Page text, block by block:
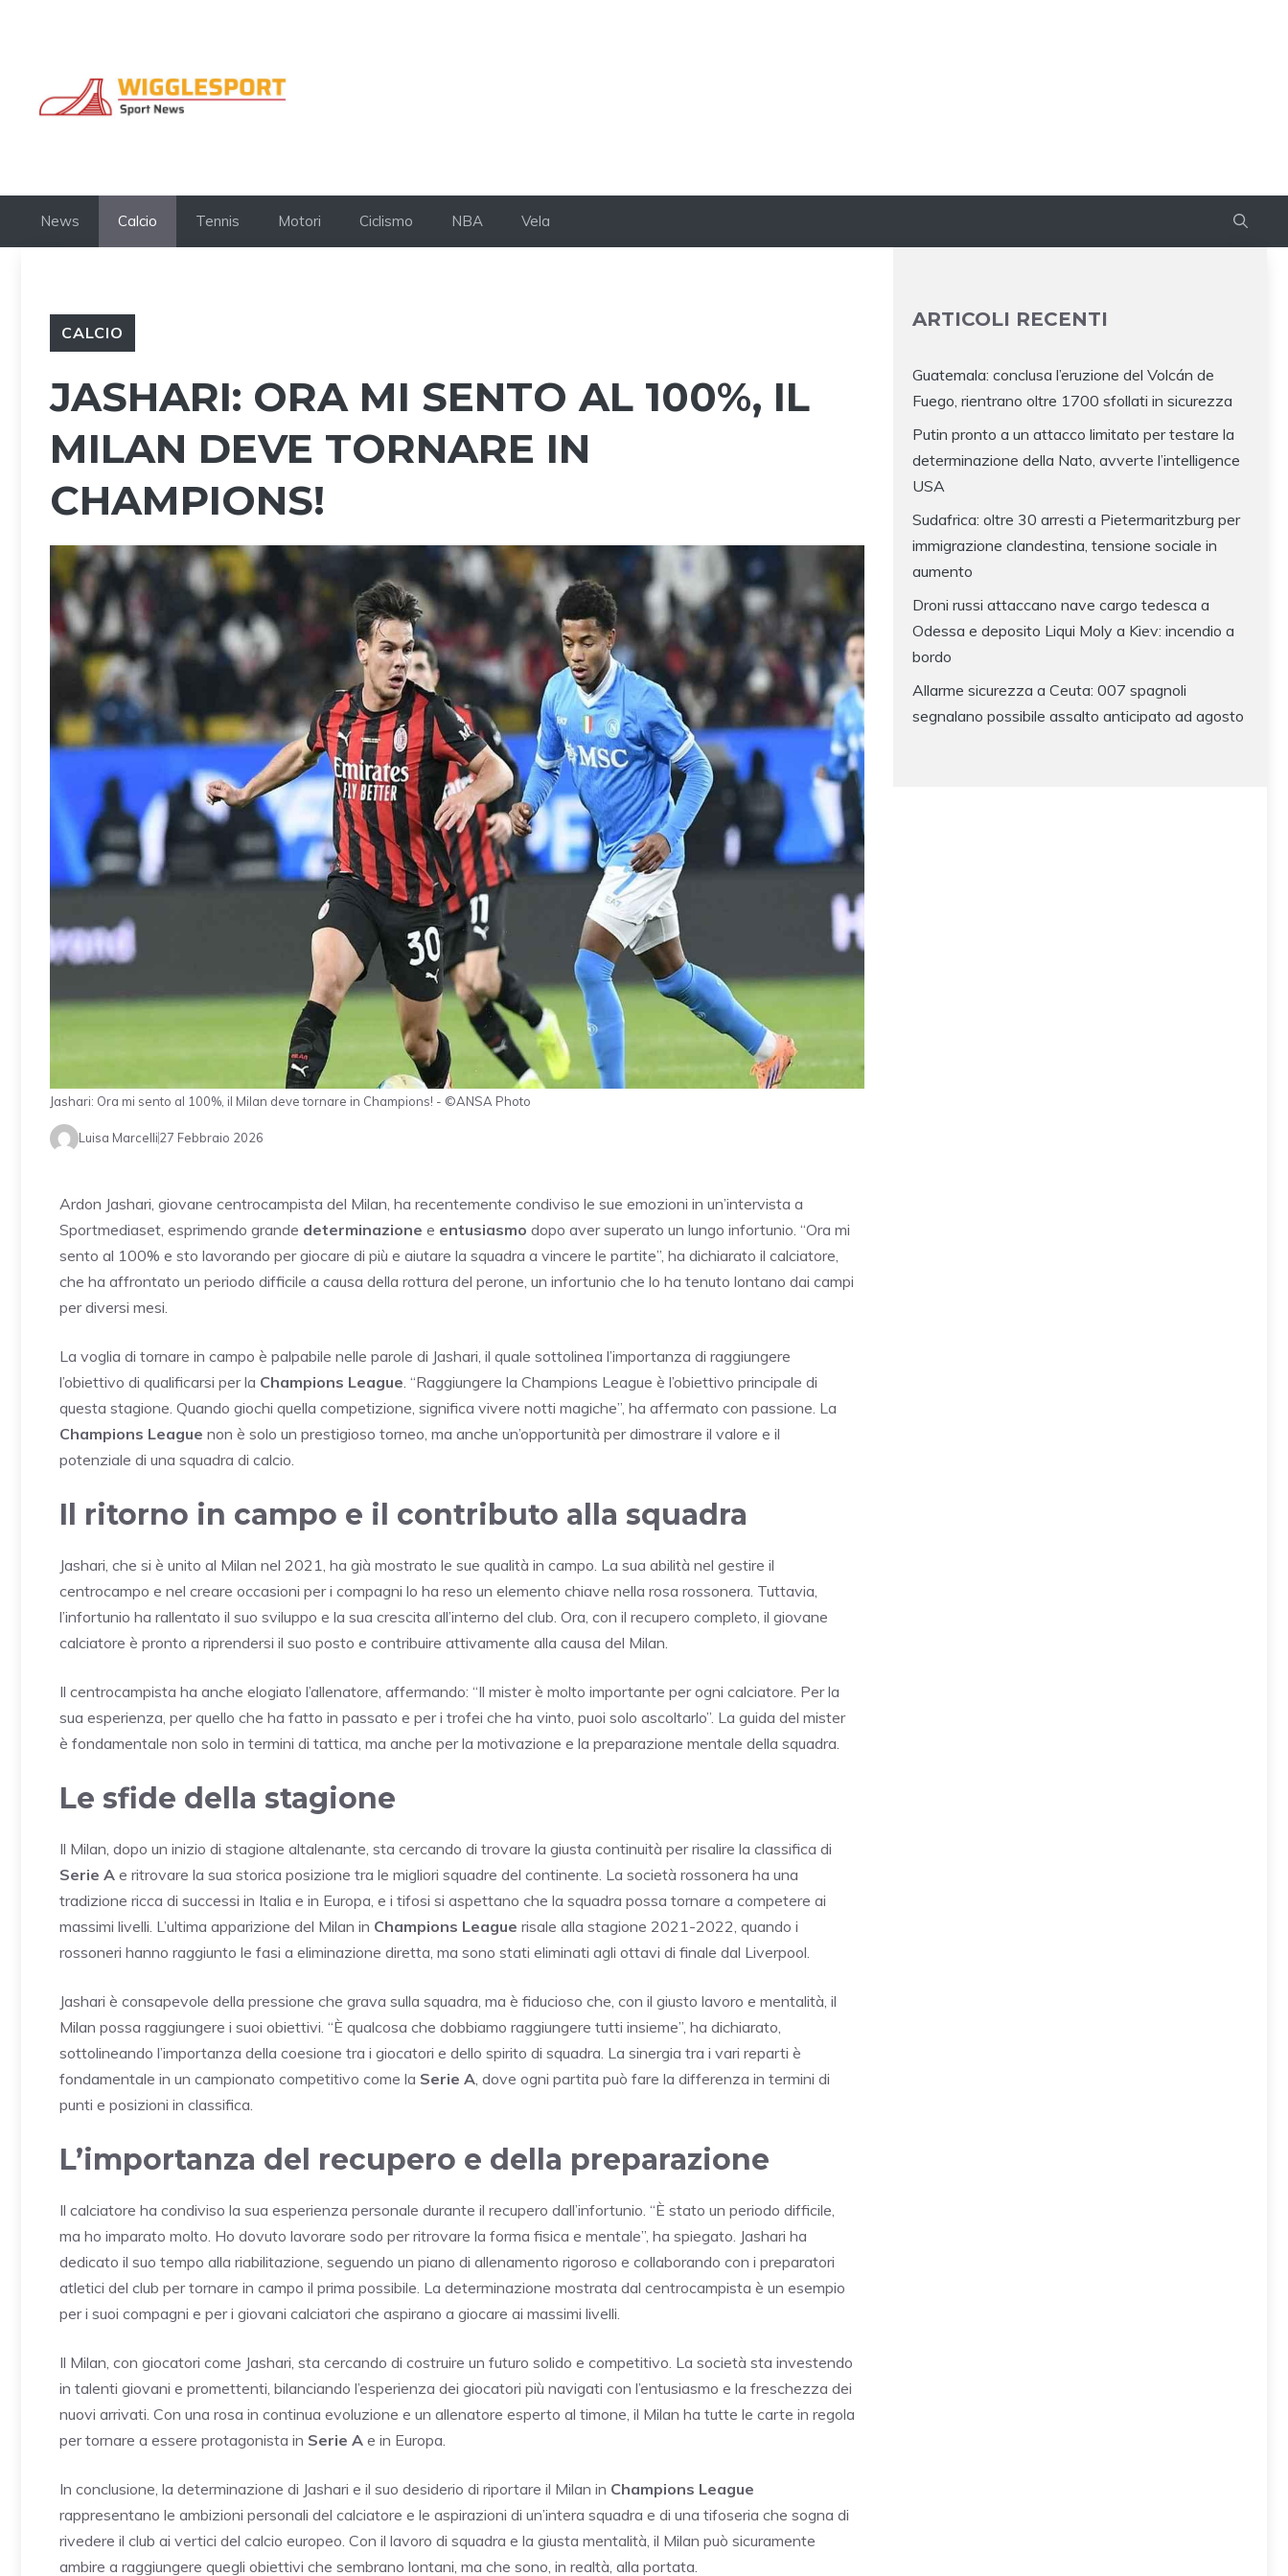
News Calcio Tennis Motori Ciclismo NBA Vela
CALCIO
JASHARI: ORA MI SENTO AL 100%, IL
MILAN DEVE TORNARE IN
CHAMPIONS!
Jashari: Ora mi sento al 100%, il Milan deve tornare in Champions! - ©ANSA Photo
Luisa Marcelli27 Febbraio 2026
Ardon Jashari, giovane centrocampista del Milan, ha recentemente condiviso le sue emozioni in un’intervista a
Sportmediaset, esprimendo grande determinazione e entusiasmo dopo aver superato un lungo infortunio. “Ora mi
sento al 100% e sto lavorando per giocare di più e aiutare la squadra a vincere le partite”, ha dichiarato il calciatore,
che ha affrontato un periodo difficile a causa della rottura del perone, un infortunio che lo ha tenuto lontano dai campi
per diversi mesi.
La voglia di tornare in campo è palpabile nelle parole di Jashari, il quale sottolinea l’importanza di raggiungere
l’obiettivo di qualificarsi per la Champions League . “Raggiungere la Champions League è l’obiettivo principale di
questa stagione. Quando giochi quella competizione, significa vivere notti magiche”, ha affermato con passione. La
Champions League non è solo un prestigioso torneo, ma anche un’opportunità per dimostrare il valore e il
potenziale di una squadra di calcio.
Il ritorno in campo e il contributo alla squadra
Jashari, che si è unito al Milan nel 2021, ha già mostrato le sue qualità in campo. La sua abilità nel gestire il
centrocampo e nel creare occasioni per i compagni lo ha reso un elemento chiave nella rosa rossonera. Tuttavia,
l’infortunio ha rallentato il suo sviluppo e la sua crescita all’interno del club. Ora, con il recupero completo, il giovane
calciatore è pronto a riprendersi il suo posto e contribuire attivamente alla causa del Milan.
Il centrocampista ha anche elogiato l’allenatore, affermando: “Il mister è molto importante per ogni calciatore. Per la
sua esperienza, per quello che ha fatto in passato e per i trofei che ha vinto, puoi solo ascoltarlo”. La guida del mister
è fondamentale non solo in termini di tattica, ma anche per la motivazione e la preparazione mentale della squadra.
Le sfide della stagione
Il Milan, dopo un inizio di stagione altalenante, sta cercando di trovare la giusta continuità per risalire la classifica di
Serie A e ritrovare la sua storica posizione tra le migliori squadre del continente. La società rossonera ha una
tradizione ricca di successi in Italia e in Europa, e i tifosi si aspettano che la squadra possa tornare a competere ai
massimi livelli. L’ultima apparizione del Milan in Champions League risale alla stagione 2021-2022, quando i
rossoneri hanno raggiunto le fasi a eliminazione diretta, ma sono stati eliminati agli ottavi di finale dal Liverpool.
Jashari è consapevole della pressione che grava sulla squadra, ma è fiducioso che, con il giusto lavoro e mentalità, il
Milan possa raggiungere i suoi obiettivi. “È qualcosa che dobbiamo raggiungere tutti insieme”, ha dichiarato,
sottolineando l’importanza della coesione tra i giocatori e dello spirito di squadra. La sinergia tra i vari reparti è
fondamentale in un campionato competitivo come la Serie A , dove ogni partita può fare la differenza in termini di
punti e posizioni in classifica.
L’importanza del recupero e della preparazione
Il calciatore ha condiviso la sua esperienza personale durante il recupero dall’infortunio. “È stato un periodo difficile,
ma ho imparato molto. Ho dovuto lavorare sodo per ritrovare la forma fisica e mentale”, ha spiegato. Jashari ha
dedicato il suo tempo alla riabilitazione, seguendo un piano di allenamento rigoroso e collaborando con i preparatori
atletici del club per tornare in campo il prima possibile. La determinazione mostrata dal centrocampista è un esempio
per i suoi compagni e per i giovani calciatori che aspirano a giocare ai massimi livelli.
Il Milan, con giocatori come Jashari, sta cercando di costruire un futuro solido e competitivo. La società sta investendo
in talenti giovani e promettenti, bilanciando l’esperienza dei giocatori più navigati con l’entusiasmo e la freschezza dei
nuovi arrivati. Con una rosa in continua evoluzione e un allenatore esperto al timone, il Milan ha tutte le carte in regola
per tornare a essere protagonista in Serie A e in Europa.
In conclusione, la determinazione di Jashari e il suo desiderio di riportare il Milan in Champions League
rappresentano le ambizioni personali del calciatore e le aspirazioni di un’intera squadra e di una tifoseria che sogna di
rivedere il club ai vertici del calcio europeo. Con il lavoro di squadra e la giusta mentalità, il Milan può sicuramente
ambire a raggiungere quegli obiettivi che sembrano lontani, ma che sono, in realtà, alla portata.
ARTICOLI RECENTI
Guatemala: conclusa l’eruzione del Volcán de
Fuego, rientrano oltre 1700 sfollati in sicurezza
Putin pronto a un attacco limitato per testare la
determinazione della Nato, avverte l’intelligence
USA
Sudafrica: oltre 30 arresti a Pietermaritzburg per
immigrazione clandestina, tensione sociale in
aumento
Droni russi attaccano nave cargo tedesca a
Odessa e deposito Liqui Moly a Kiev: incendio a
bordo
Allarme sicurezza a Ceuta: 007 spagnoli
segnalano possibile assalto anticipato ad agosto